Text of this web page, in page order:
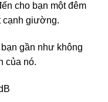
cho bạn một đêm
cạnh giường.
gần như không
của nó.